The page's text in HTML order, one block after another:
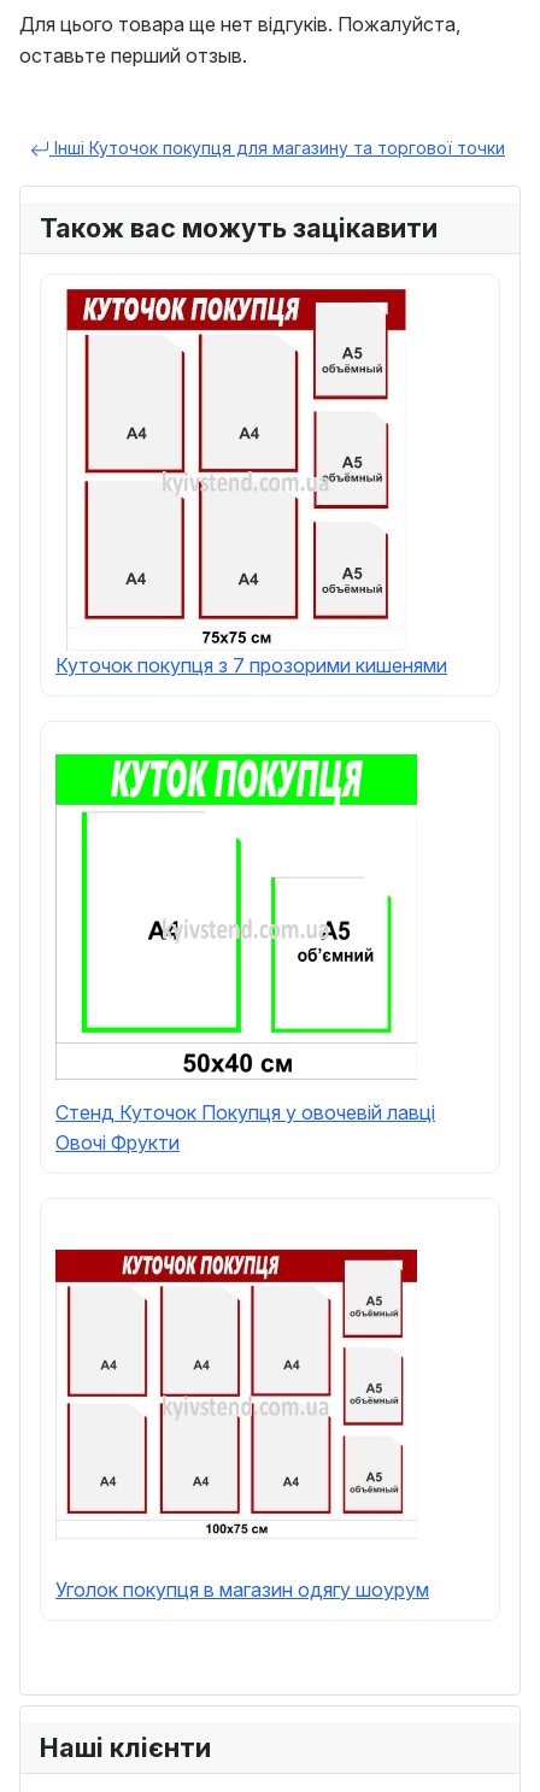
Для цього товара ще нет відгуків. Пожалуйста,
оставьте перший отзыв.
Інші Куточок покупця для магазину та торгової точки
Також вас можуть зацікавити
Куточок покупця з 7 прозорими кишенями
Стенд Куточок Покупця у овочевій лавці
Овочі Фрукти
Уголок покупця в магазин одягу шоурум
Наші клієнти